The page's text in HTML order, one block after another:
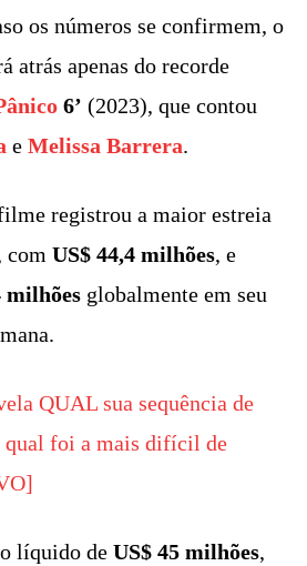
os números se confirmem, o
atrás apenas do recorde
6’ (2023), que contou
e Melissa Barrera.
registrou a maior estreia
com US$ 44,4 milhões, e
milhões globalmente em seu
QUAL sua sequência de
qual foi a mais difícil de
líquido de US$ 45 milhões,